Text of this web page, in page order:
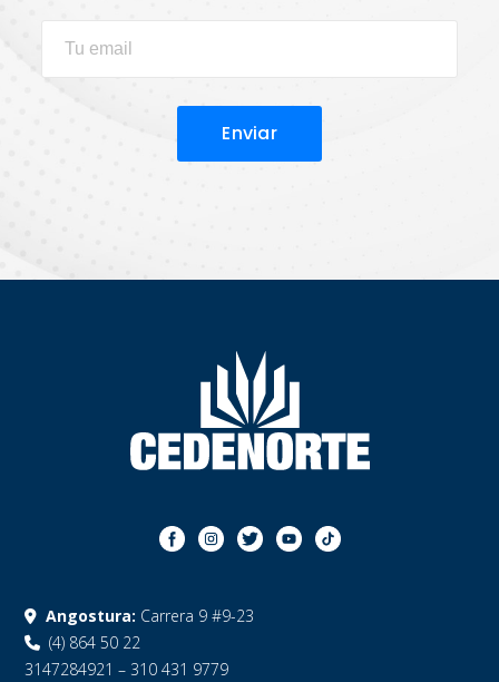
Angostura: Carrera 9 #9-23
(4) 864 50 22
3147284921 – 310 431 9779